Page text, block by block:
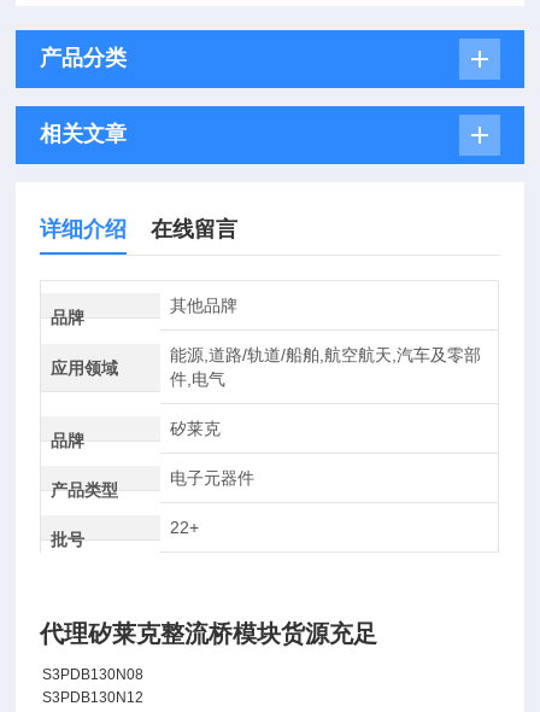
产品分类
相关文章
详细介绍 在线留言
品牌
其他品牌
应用领域
能源,道路/轨道/船舶,航空航天,汽车及零部
件,电气
品牌
矽莱克
产品类型
电子元器件
批号
22+
代理矽莱克整流桥模块货源充足
S3PDB130N08
S3PDB130N12